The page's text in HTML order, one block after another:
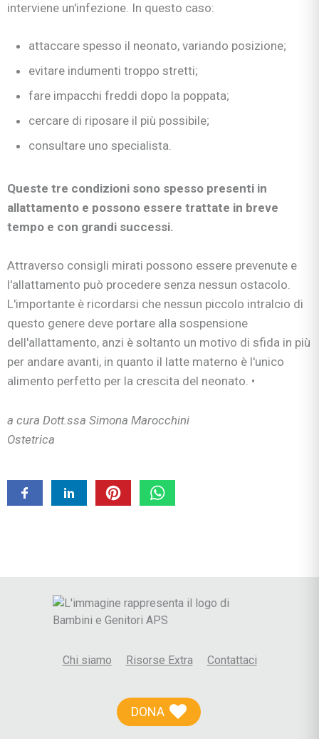
interviene un'infezione. In questo caso:
attaccare spesso il neonato, variando posizione;
evitare indumenti troppo stretti;
fare impacchi freddi dopo la poppata;
cercare di riposare il più possibile;
consultare uno specialista.
Queste tre condizioni sono spesso presenti in
allattamento e possono essere trattate in breve
tempo e con grandi successi.
Attraverso consigli mirati possono essere prevenute e
l'allattamento può procedere senza nessun ostacolo.
L'importante è ricordarsi che nessun piccolo intralcio di
questo genere deve portare alla sospensione
dell'allattamento, anzi è soltanto un motivo di sfida in più
per andare avanti, in quanto il latte materno è l'unico
alimento perfetto per la crescita del neonato. •
a cura Dott.ssa Simona Marocchini
Ostetrica
Chi siamo Risorse Extra Contattaci
DONA